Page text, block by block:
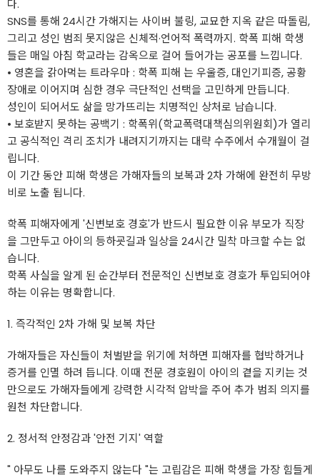
다.
SNS를 통해 24시간 가해지는 사이버 불링, 교묘한 지옥 같은 따돌림,
그리고 성인 범죄 못지않은 신체적·언어적 폭력까지. 학폭 피해 학생
들은 매일 아침 학교라는 감옥으로 걸어 들어가는 공포를 느낍니다.
• 영혼을 갉아먹는 트라우마 : 학폭 피해 는 우울증, 대인기피증, 공황
장애로 이어지며 심한 경우 극단적인 선택을 고민하게 만듭니다.
성인이 되어서도 삶을 망가뜨리는 치명적인 상처로 남습니다.
• 보호받지 못하는 공백기 : 학폭위(학교폭력대책심의위원회)가 열리
고 공식적인 격리 조치가 내려지기까지는 대략 수주에서 수개월이 걸
립니다.
이 기간 동안 피해 학생은 가해자들의 보복과 2차 가해에 완전히 무방
비로 노출 됩니다.
학폭 피해자에게 '신변보호 경호'가 반드시 필요한 이유 부모가 직장
을 그만두고 아이의 등하굣길과 일상을 24시간 밀착 마크할 수는 없
습니다.
학폭 사실을 알게 된 순간부터 전문적인 신변보호 경호가 투입되어야
하는 이유는 명확합니다.
1. 즉각적인 2차 가해 및 보복 차단
가해자들은 자신들이 처벌받을 위기에 처하면 피해자를 협박하거나
증거를 인멸 하려 듭니다. 이때 전문 경호원이 아이의 곁을 지키는 것
만으로도 가해자들에게 강력한 시각적 압박을 주어 추가 범죄 의지를
원천 차단합니다.
2. 정서적 안정감과 '안전 기지' 역할
" 아무도 나를 도와주지 않는다 "는 고립감은 피해 학생을 가장 힘들게